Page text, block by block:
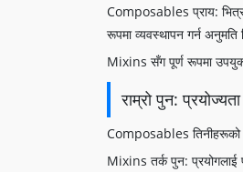
Composables प्राय:
रूपमा व्यवस्थापन गर्न अनुमति
Mixins सँग पूर्ण रूपमा
राम्रो पुन: प्रयोज्यता
Composables तिनीहरूको
Mixins तर्क पुन: प्रयोगलाई